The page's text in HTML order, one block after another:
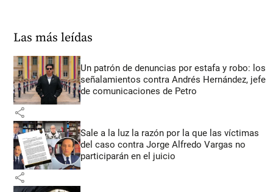
Las más leídas
Un patrón de denuncias por estafa y robo: los
señalamientos contra Andrés Hernández, jefe
de comunicaciones de Petro
share
Sale a la luz la razón por la que las víctimas
del caso contra Jorge Alfredo Vargas no
participarán en el juicio
share